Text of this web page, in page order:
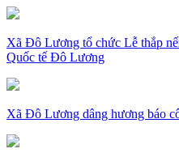
Xã Đô Lương tổ chức Lễ thắp
Quốc tế Đô Lương
Xã Đô Lương dâng hương báo